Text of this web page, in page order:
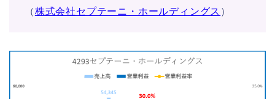
（株式会社セプテーニ・ホールディングス ）